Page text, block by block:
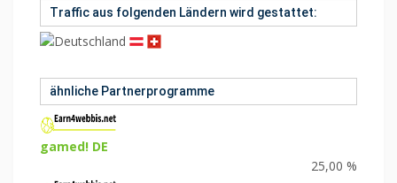
Traffic aus folgenden Ländern wird gestattet:
ähnliche Partnerprogramme
gamed! DE
25,00 %